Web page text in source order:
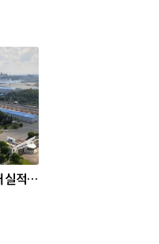
실적…